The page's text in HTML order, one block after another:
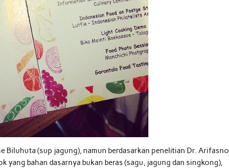
Biluhuta (sup jagung), namun berdasarkan penelitian Dr. Arifasno
yang bahan dasarnya bukan beras (sagu, jagung dan singkong),